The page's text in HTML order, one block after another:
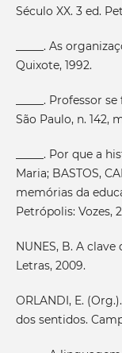
Século XX. 3 ed.
_____. As
Quixote, 1992.
_____. Professor
São Paulo, n. 142,
_____. Por que a
Maria; BASTOS,
memórias da
Petrópolis: Vozes,
NUNES, B. A
Letras, 2009.
ORLANDI, E.
dos sentidos.